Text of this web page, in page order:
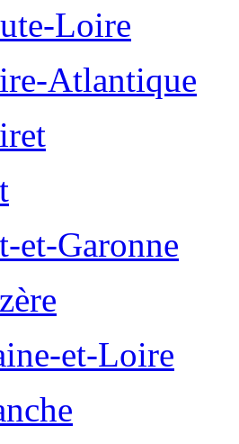
Loire
Atlantique
Garonne
et-Loire